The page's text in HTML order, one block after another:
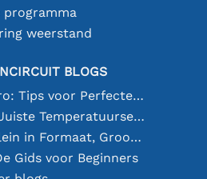
weerstand
BLOGS
Solderen als een Pro: Tips voor Perfecte Elektronische Verbindingen
Het Kiezen van de Juiste Temperatuursensor [youtube]
18650 Batterijen: Klein in Formaat, Groot in Prestatie
Gids voor Beginners